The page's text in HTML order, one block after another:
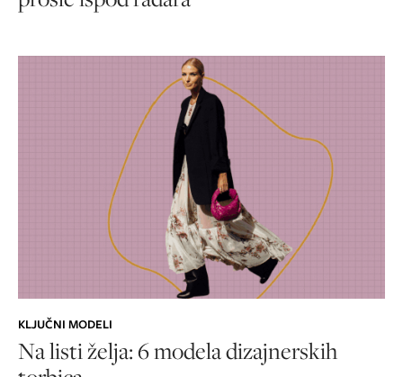
KLJUČNI MODELI
Na listi želja: 6 modela dizajnerskih